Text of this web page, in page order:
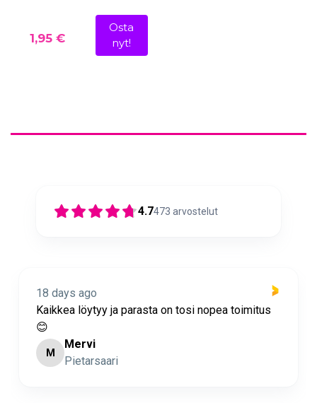
1,95 €
Osta
nyt!
4.7473 arvostelut
ja parasta on tosi nopea toimitus
19 days ago
Nopea